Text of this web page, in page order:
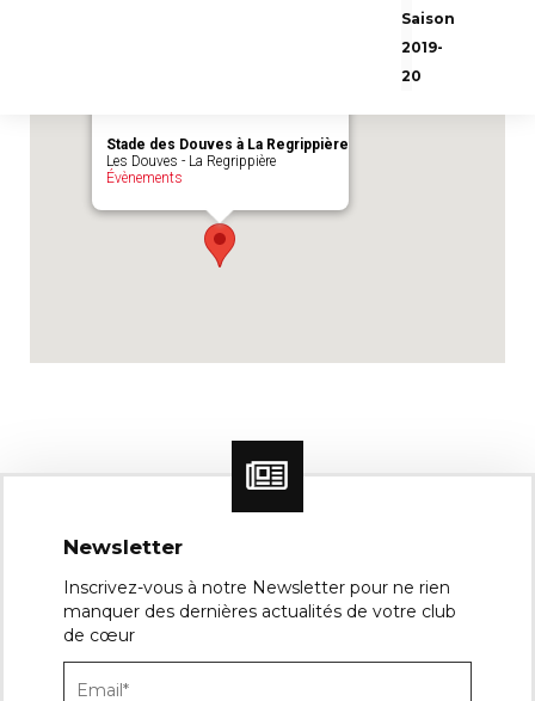
Saison
2019-
20
Stade des Douves à La Regrippière
Les Douves - La Regrippière
Évènements
Newsletter
Inscrivez-vous à notre Newsletter pour ne rien
manquer des dernières actualités de votre club
de cœur